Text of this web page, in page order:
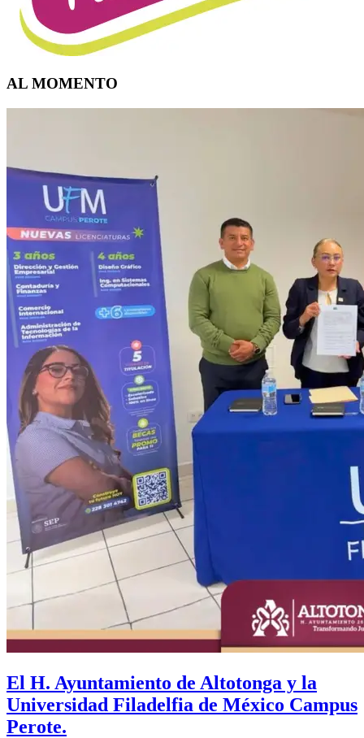
AL MOMENTO
El H. Ayuntamiento de Altotonga y la
Universidad Filadelfia de México Campus
Perote.